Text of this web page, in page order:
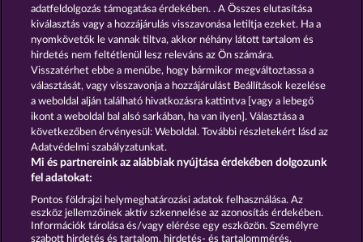
Mighty Dragon The Griffin
Részvételi feltételek
Adatkezelési tájékoztató Impresszum
A cég GYIK Partnerprogram
adatfeldolgozás támogatása érdekében. . A Összes elutasítása
kiválasztás vagy a hozzájárulás visszavonása letiltja ezeket. Ha a
nyomkövetők le vannak tiltva, akkor néhány látott tartalom és
hirdetés nem feltétlenül lesz releváns az Ön számára.
Visszatérhet ebbe a menübe, hogy bármikor megváltoztassa a
választását, vagy visszavonja a hozzájárulást Beállítások kezelése
a weboldal alján található hivatkozásra kattintva [vagy a lebegő
ikont a weboldal bal alsó sarkában, ha van ilyen]. Választása a
következőben érvényesül: Weboldal. További részletekért lásd az
Adatvédelmi szabályzatunkat.
Mi és partnereink az alábbiak nyújtása érdekében dolgozunk
fel adatokat:
Pontos földrajzi helymeghatározási adatok felhasználása. Az
eszköz jellemzőinek aktív szkennelése az azonosítás érdekében.
Információk tárolása és/vagy elérése egy eszközön. Személyre
szabott hirdetés és tartalom, hirdetés- és tartalommérés,